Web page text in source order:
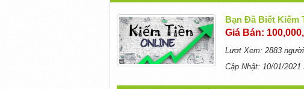
Bạn Đã Biết Kiếm
Giá Bán:
Lượt Xem: 2883 người
Cập Nhật: 10/01/